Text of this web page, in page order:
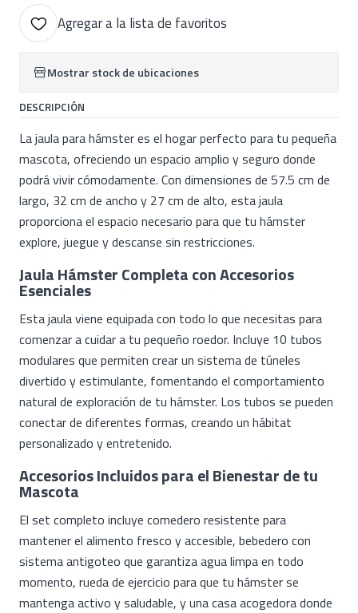
Agregar a la lista de favoritos
Mostrar stock de ubicaciones
DESCRIPCIÓN
La jaula para hámster es el hogar perfecto para tu pequeña
mascota, ofreciendo un espacio amplio y seguro donde
podrá vivir cómodamente. Con dimensiones de 57.5 cm de
largo, 32 cm de ancho y 27 cm de alto, esta jaula
proporciona el espacio necesario para que tu hámster
explore, juegue y descanse sin restricciones.
Jaula Hámster Completa con Accesorios
Esenciales
Esta jaula viene equipada con todo lo que necesitas para
comenzar a cuidar a tu pequeño roedor. Incluye 10 tubos
modulares que permiten crear un sistema de túneles
divertido y estimulante, fomentando el comportamiento
natural de exploración de tu hámster. Los tubos se pueden
conectar de diferentes formas, creando un hábitat
personalizado y entretenido.
Accesorios Incluidos para el Bienestar de tu
Mascota
El set completo incluye comedero resistente para
mantener el alimento fresco y accesible, bebedero con
sistema antigoteo que garantiza agua limpa en todo
momento, rueda de ejercicio para que tu hámster se
mantenga activo y saludable, y una casa acogedora donde